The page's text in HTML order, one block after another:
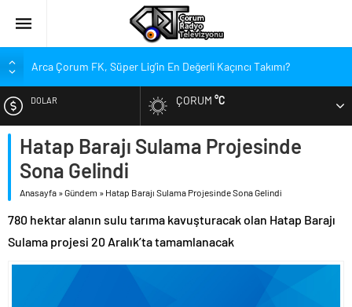
Arca Çorum FK, Süper Lig’in En Değerli Kaçıncı Takımı?
Kırmızı Kanatlar’dan Kadınlara Çağrı
Arca Çorum FK’nin Yeni Sponsorları Kim?
Arca Çorum FK’de İki İsim Gündemde, Bir İsim Ayrılıyor
Tritikale ve Ayçiçeği Tarlalarında Verim Mesaisi
Perakende Sektörüne Nitelikli Eleman Yetiştirilecek
DOLAR
EURO
ALTIN
BIST
ÇORUM°C
Hatap Barajı Sulama Projesinde
Sona Gelindi
Anasayfa »Gündem » Hatap Barajı Sulama Projesinde Sona Gelindi
780 hektar alanın sulu tarıma kavuşturacak olan Hatap Barajı
Sulama projesi 20 Aralık’ta tamamlanacak